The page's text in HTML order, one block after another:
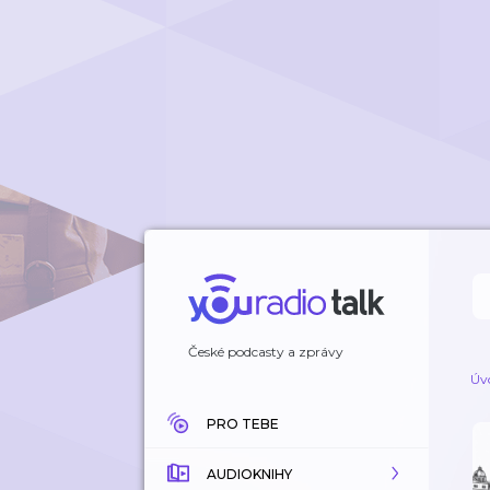
České podcasty a zprávy
PRO TEBE
AUDIOKNIHY